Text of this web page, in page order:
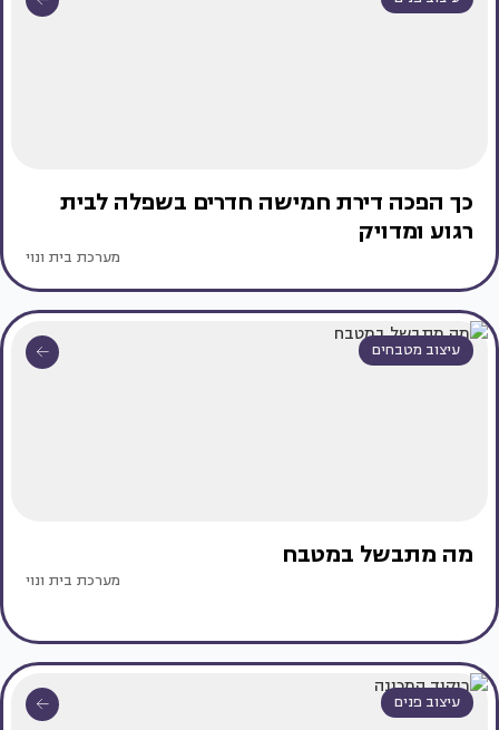
כך הפכה דירת חמישה חדרים בשפלה לבית
רגוע ומדויק
מערכת בית ונוי
עיצוב מטבחים
מה מתבשל במטבח
מערכת בית ונוי
עיצוב פנים